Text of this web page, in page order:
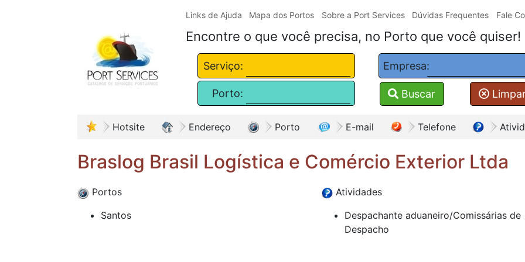
Links de Ajuda Mapa dos Portos Sobre a Port Services Dúvidas Frequentes Fale
Encontre o que você precisa, no Porto que você quiser!
Serviço: Empresa:
Porto: Buscar
Hotsite Endereço Porto E-mail Telefone
Braslog Brasil Logística e Comércio Exterior Ltda
Portos
Santos
Atividades
Despachante aduaneiro/Comissárias de
Despacho